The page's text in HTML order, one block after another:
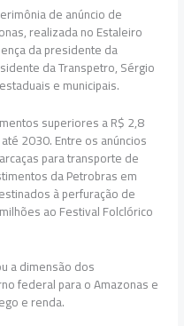
de anúncio de
realizada no Estaleiro
da presidente da
da Transpetro, Sérgio
e municipais.
superiores a R$ 2,8
2030. Entre os anúncios
para transporte de
da Petrobras em
à perfuração de
ao Festival Folclórico
a dimensão dos
federal para o Amazonas e
e renda.